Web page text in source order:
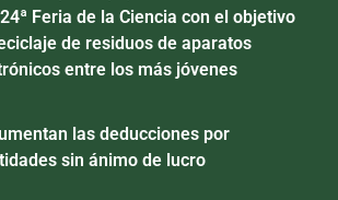
Feria de la Ciencia con el objetivo
de residuos de aparatos
entre los más jóvenes
las deducciones por
sin ánimo de lucro